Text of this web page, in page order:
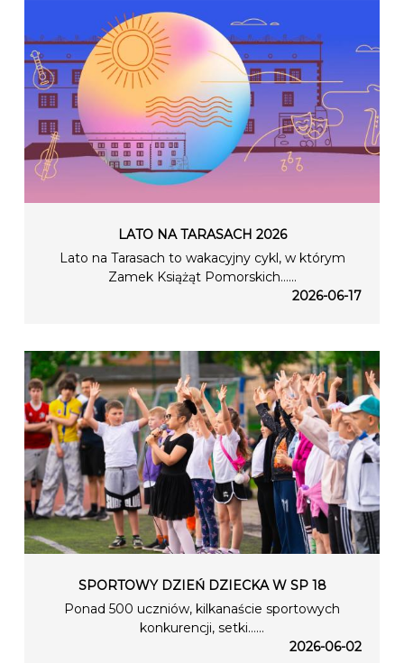
LATO NA TARASACH 2026
Lato na Tarasach to wakacyjny cykl, w którym
Zamek Książąt Pomorskich…...
2026-06-17
SPORTOWY DZIEŃ DZIECKA W SP 18
Ponad 500 uczniów, kilkanaście sportowych
konkurencji, setki…...
2026-06-02